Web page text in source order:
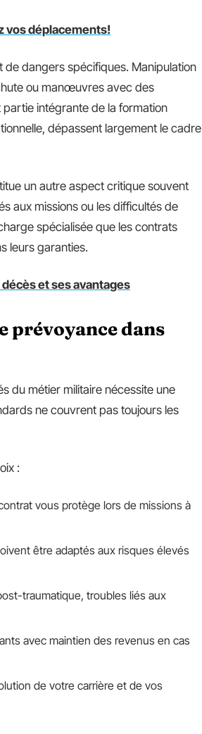
vos déplacements!
dangers spécifiques. Manipulation
ou manœuvres avec des
partie intégrante de la formation
dépassent largement le cadre
un autre aspect critique souvent
aux missions ou les difficultés de
spécialisée que les contrats
leurs garanties.
et ses avantages
prévoyance dans
du métier militaire nécessite une
ne couvrent pas toujours les
:
vous protège lors de missions à
être adaptés aux risques élevés
traumatique, troubles liés aux
avec maintien des revenus en cas
de votre carrière et de vos